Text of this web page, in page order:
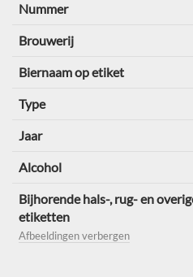
Nummer
Brouwerij
Biernaam op etiket
Type
Jaar
Alcohol
Bijhorende hals-, rug- en
etiketten
Afbeeldingen verbergen